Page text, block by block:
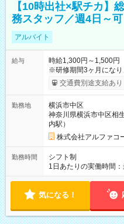
【10時出社×駅チカ】
務スタッフ／週4日～可
アルバイト
給与
時給1,300円～1,500円
※研修期間3ヶ月になります。 【試用期間】試用
期間の長さ：3ヶ月 雇
交通費別途支給あり
勤務地
横浜市中区
神奈川県横浜市中区相
内駅）
株式会社アルファコ
勤務時間
シフト制
1日あたりの実働時間
8時間 シフト例 ・10
気になる！